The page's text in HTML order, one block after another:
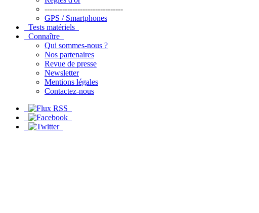
-------------------------------
GPS / Smartphones
Tests matériels
Connaître
Qui sommes-nous ?
Nos partenaires
Revue de presse
Newsletter
Mentions légales
Contactez-nous